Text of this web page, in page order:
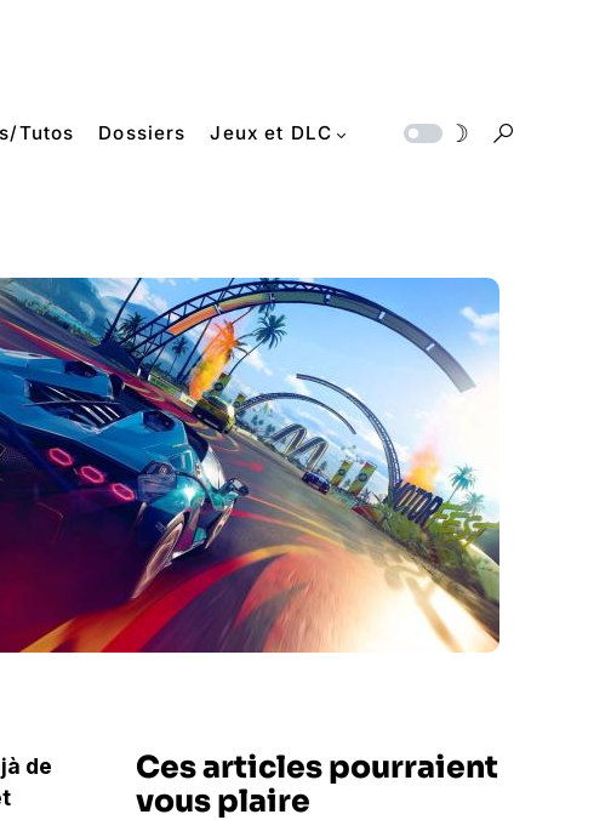
Tutos Dossiers Jeux et DLC
de
Ces articles pourraient
vous plaire